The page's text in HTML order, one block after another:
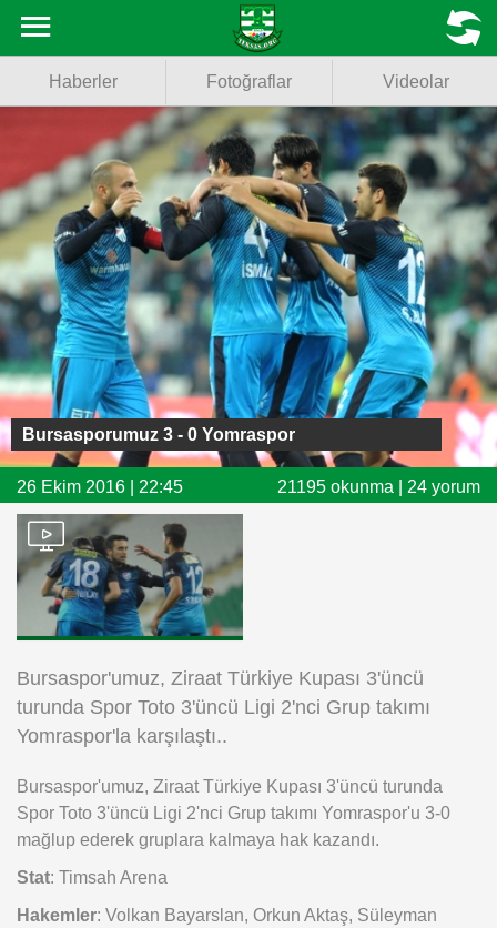
Fotoğraflar
Videolar
Basketbol
Voleybol
Puan Durumu
Fikstür
Facebook
Twitter
Instagram
Android
MENU
Haberler Fotoğraflar Videolar
Bursasporumuz 3 - 0 Yomraspor
26 Ekim 2016 | 22:45 21195 okunma | 24 yorum
Bursaspor'umuz, Ziraat Türkiye Kupası 3'üncü
turunda Spor Toto 3'üncü Ligi 2'nci Grup takımı
Yomraspor'la karşılaştı..
Bursaspor'umuz, Ziraat Türkiye Kupası 3'üncü turunda
Spor Toto 3'üncü Ligi 2'nci Grup takımı Yomraspor'u 3-0
mağlup ederek gruplara kalmaya hak kazandı.
Stat: Timsah Arena
Hakemler: Volkan Bayarslan, Orkun Aktaş, Süleyman